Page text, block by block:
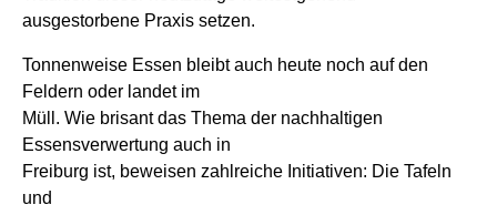
ausgestorbene Praxis setzen.
Tonnenweise Essen bleibt auch heute noch auf den
Feldern oder landet im
Müll. Wie brisant das Thema der nachhaltigen
Essensverwertung auch in
Freiburg ist, beweisen zahlreiche Initiativen: Die Tafeln
und